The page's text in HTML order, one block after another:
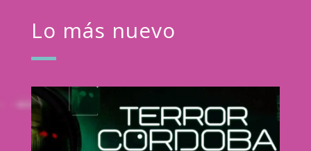
Lo más nuevo